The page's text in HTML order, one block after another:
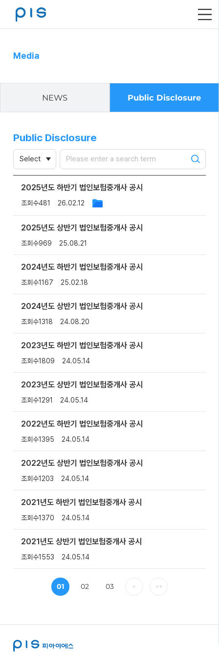
메
열
Media
NEWS Public Disclosure
Public Disclosure
검색하기
2025년도 하반기 법인보험중개사 공시
조회수481 26.02.12
2025년도 상반기 법인보험중개사 공시
조회수969 25.08.21
2024년도 하반기 법인보험중개사 공시
조회수1167 25.02.18
2024년도 상반기 법인보험중개사 공시
조회수1318 24.08.20
2023년도 하반기 법인보험중개사 공시
조회수1809 24.05.14
2023년도 상반기 법인보험중개사 공시
조회수1291 24.05.14
2022년도 하반기 법인보험중개사 공시
조회수1395 24.05.14
2022년도 상반기 법인보험중개사 공시
조회수1203 24.05.14
2021년도 하반기 법인보험중개사 공시
조회수1370 24.05.14
2021년도 상반기 법인보험중개사 공시
조회수1553 24.05.14
01 02 03